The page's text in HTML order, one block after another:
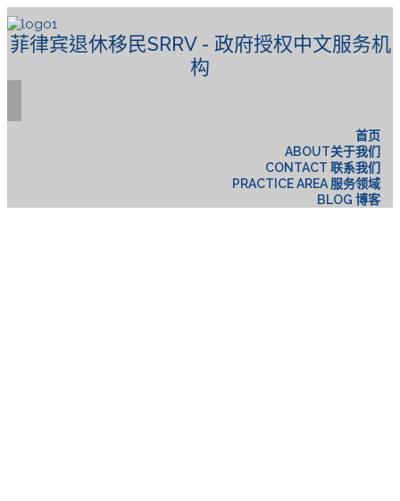
菲律宾退休移民SRRV - 政府授权中文服务机
构
首页
ABOUT关于我们
CONTACT 联系我们
PRACTICE AREA 服务领域
BLOG 博客